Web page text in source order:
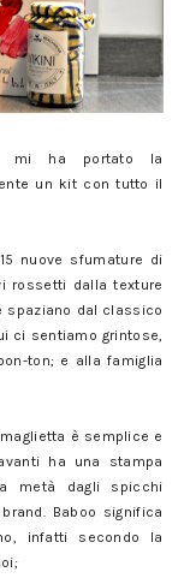
mi ha portato la
un kit con tutto il
nuove sfumature di
rossetti dalla texture
spaziano dal classico
ci sentiamo grintose,
ton; e alla famiglia
è semplice e
ha una stampa
metà dagli spicchi
Baboo significa
infatti secondo la